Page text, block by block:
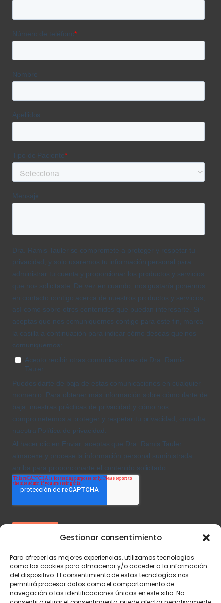
Gestionar consentimiento
Para ofrecer las mejores experiencias, utilizamos tecnologías
como las cookies para almacenar y/o acceder a la información
del dispositivo. El consentimiento de estas tecnologías nos
permitirá procesar datos como el comportamiento de
navegación o las identificaciones únicas en este sitio. No